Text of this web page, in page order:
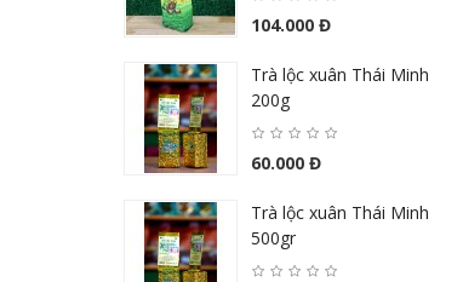
104.000 Đ
Trà lộc xuân Thái Minh
200g
60.000 Đ
Trà lộc xuân Thái Minh
500gr